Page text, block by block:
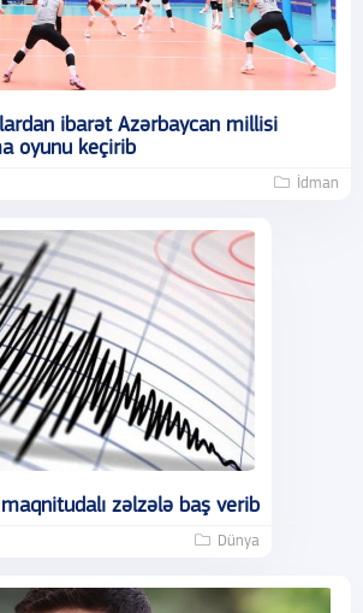
ibarət Azərbaycan millisi
oyunu keçirib
İdman
zəlzələ baş verib
Dünya